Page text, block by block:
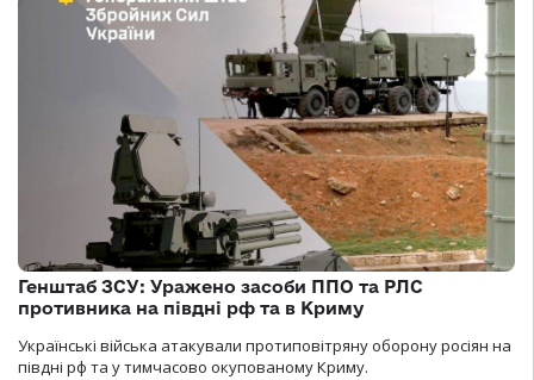
Генштаб ЗСУ: Уражено засоби ППО та РЛС
противника на півдні рф та в Криму
Українські війська атакували протиповітряну оборону росіян на
півдні рф та у тимчасово окупованому Криму.